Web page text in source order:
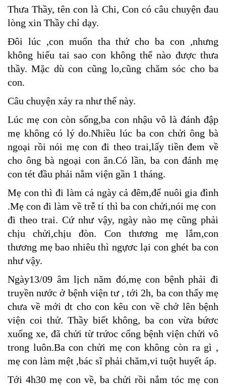
Thưa Thầy, tên con là Chi, Con có câu chuyện đau
lòng xin Thầy chỉ dạy.
Đôi lúc ,con muốn tha thứ cho ba con ,nhưng
không hiểu tai sao con không thể nào được thưa
thầy. Mặc dù con cũng lo,cũng chăm sóc cho ba
con.
Câu chuyện xảy ra như thế này.
Lúc mẹ con còn sống,ba con nhậu vô là đánh đập
mẹ không có lý do.Nhiều lúc ba con chửi ông bà
ngoại rồi nói mẹ con đi theo trai,lấy tiền đem về
cho ông bà ngoại con ăn.Có lần, ba con đánh mẹ
con tét đầu phải nằm viện gần 1 tháng.
Mẹ con thì đi làm cả ngày cả đêm,để nuôi gia đình
.Mẹ con đi làm về trễ tí thì ba con chửi,nói mẹ con
đi theo trai. Cứ như vậy, ngày nào mẹ cũng phải
chịu chửi,chịu đòn. Con thương mẹ lắm,con
thương mẹ bao nhiêu thì ngựơc lại con ghét ba con
như vậy.
Ngày13/09 âm lịch năm đó,mẹ con bệnh phải đi
truyền nước ở bệnh viện tư , tới 2h, ba con thấy mẹ
chưa về mới dt cho con kêu con về chở lên bệnh
viện coi thử. Thầy biết không, ba con vừa bứơc
xuống xe, đã chửi từ trứoc cổng bệnh viện chửi vô
trong luôn.Ba con chửi mẹ con không còn ra gì ,
mẹ con làm mệt ,bác sĩ phải chăm,vi tuột huyết áp.
Tới 4h30 mẹ con về, ba chửi rồi nắm tóc mẹ con